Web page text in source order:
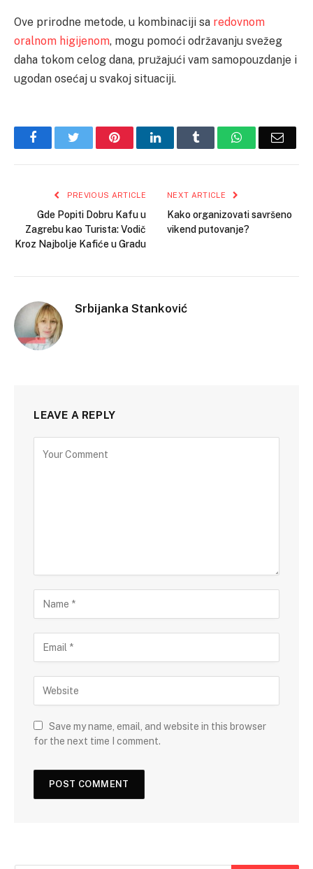
Ove prirodne metode, u kombinaciji sa redovnom
oralnom higijenom, mogu pomoći održavanju svežeg
daha tokom celog dana, pružajući vam samopouzdanje i
ugodan osećaj u svakoj situaciji.
FacebookTwitter PinterestLinkedInTumblr WhatsAppEmail
PREVIOUS ARTICLE
Gde Popiti Dobru Kafu u
Zagrebu kao Turista: Vodič
Kroz Najbolje Kafiće u Gradu
NEXT ARTICLE
Kako organizovati savršeno
vikend putovanje?
Srbijanka Stanković
LEAVE A REPLY
Save my name, email, and website in this browser
for the next time I comment.